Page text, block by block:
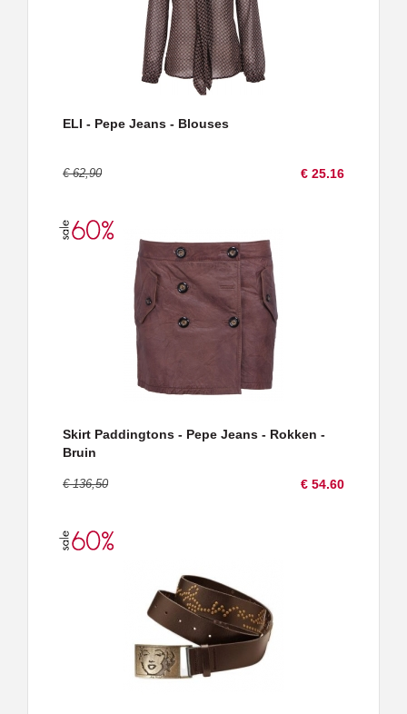
ELI - Pepe Jeans - Blouses
€ 62,90 € 25.16
Skirt Paddingtons - Pepe Jeans - Rokken -
Bruin
€ 136,50 € 54.60